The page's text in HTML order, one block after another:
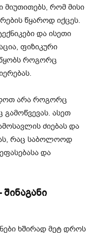
მიუთითებს, რომ მისი
წყაროდ იქცეს.
და ისეთი
ფიზიკური
როგორც
არა როგორც
ასეთ
ძიებას და
რაც საბოლოოდ
და
ხშირად მეტ დროს